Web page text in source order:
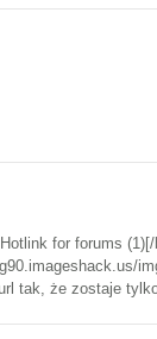
for forums
tak, że zostaje